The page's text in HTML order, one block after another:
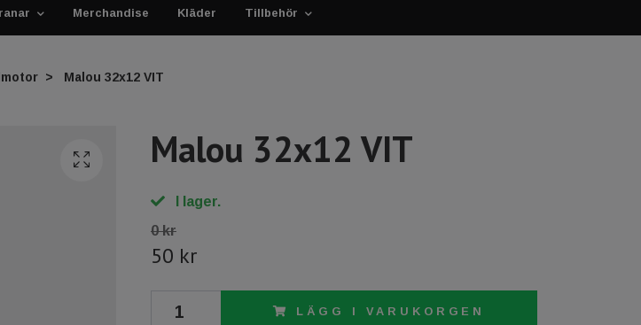
Merchandise Kläder Tillbehör
Malou 32x12 VIT
Malou 32x12 VIT
I lager.
0 kr
50 kr
LÄGG I VARUKORGEN